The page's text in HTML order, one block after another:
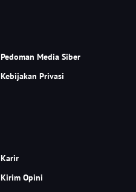
Pedoman Media Siber
Kebijakan Privasi
Karir
Kirim Opini